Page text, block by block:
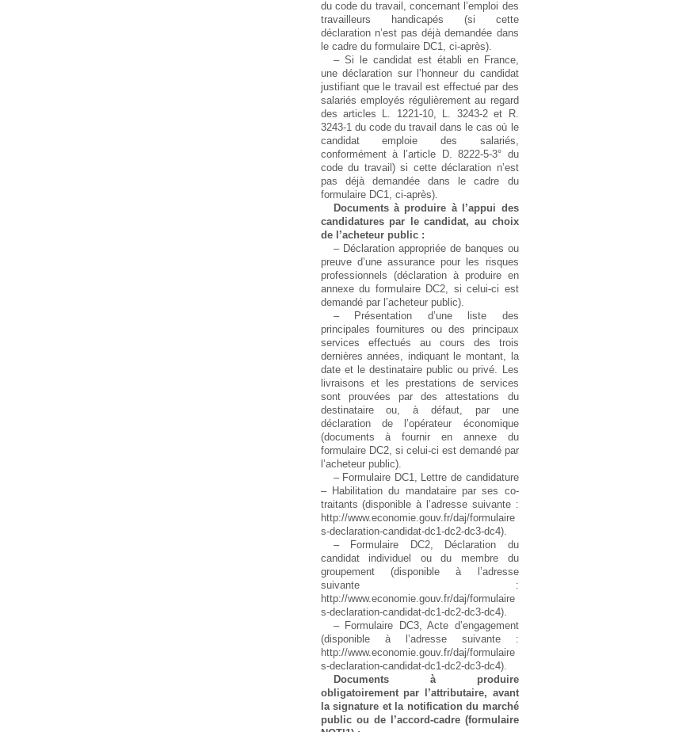
du code du travail, concernant l’emploi des
travailleurs handicapés (si cette
déclaration n’est pas déjà demandée dans
le cadre du formulaire DC1, ci-après).
– Si le candidat est établi en France,
une déclaration sur l’honneur du candidat
justifiant que le travail est effectué par des
salariés employés régulièrement au regard
des articles L. 1221-10, L. 3243-2 et R.
3243-1 du code du travail dans le cas où le
candidat emploie des salariés,
conformément à l’article D. 8222-5-3° du
code du travail) si cette déclaration n’est
pas déjà demandée dans le cadre du
formulaire DC1, ci-après).
Documents à produire à l’appui des
candidatures par le candidat, au choix
de l’acheteur public :
– Déclaration appropriée de banques ou
preuve d’une assurance pour les risques
professionnels (déclaration à produire en
annexe du formulaire DC2, si celui-ci est
demandé par l’acheteur public).
– Présentation d’une liste des
principales fournitures ou des principaux
services effectués au cours des trois
dernières années, indiquant le montant, la
date et le destinataire public ou privé. Les
livraisons et les prestations de services
sont prouvées par des attestations du
destinataire ou, à défaut, par une
déclaration de l’opérateur économique
(documents à fournir en annexe du
formulaire DC2, si celui-ci est demandé par
l’acheteur public).
– Formulaire DC1, Lettre de candidature
– Habilitation du mandataire par ses co-
traitants (disponible à l’adresse suivante :
http://www.economie.gouv.fr/daj/formulaire
s-declaration-candidat-dc1-dc2-dc3-dc4).
– Formulaire DC2, Déclaration du
candidat individuel ou du membre du
groupement (disponible à l’adresse
suivante :
http://www.economie.gouv.fr/daj/formulaire
s-declaration-candidat-dc1-dc2-dc3-dc4).
– Formulaire DC3, Acte d’engagement
(disponible à l’adresse suivante :
http://www.economie.gouv.fr/daj/formulaire
s-declaration-candidat-dc1-dc2-dc3-dc4).
Documents à produire
obligatoirement par l’attributaire, avant
la signature et la notification du marché
public ou de l’accord-cadre (formulaire